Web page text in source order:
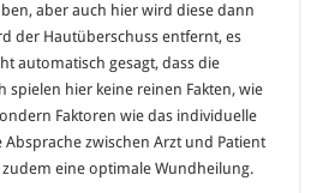
aber auch hier wird diese dann
der Hautüberschuss entfernt, es
automatisch gesagt, dass die
spielen hier keine reinen Fakten, wie
Faktoren wie das individuelle
zwischen Arzt und Patient
eine optimale Wundheilung.